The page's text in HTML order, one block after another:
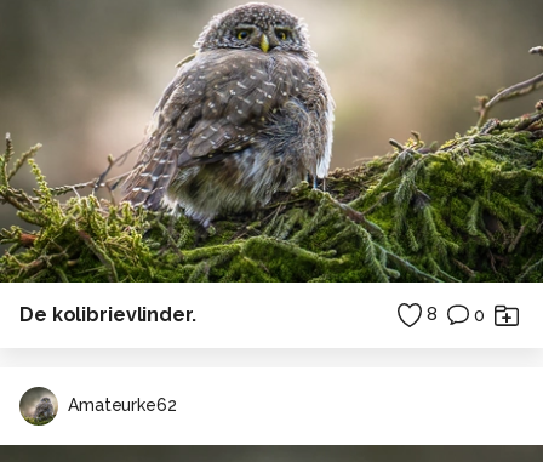
De kolibrievlinder. 8 0
Amateurke62